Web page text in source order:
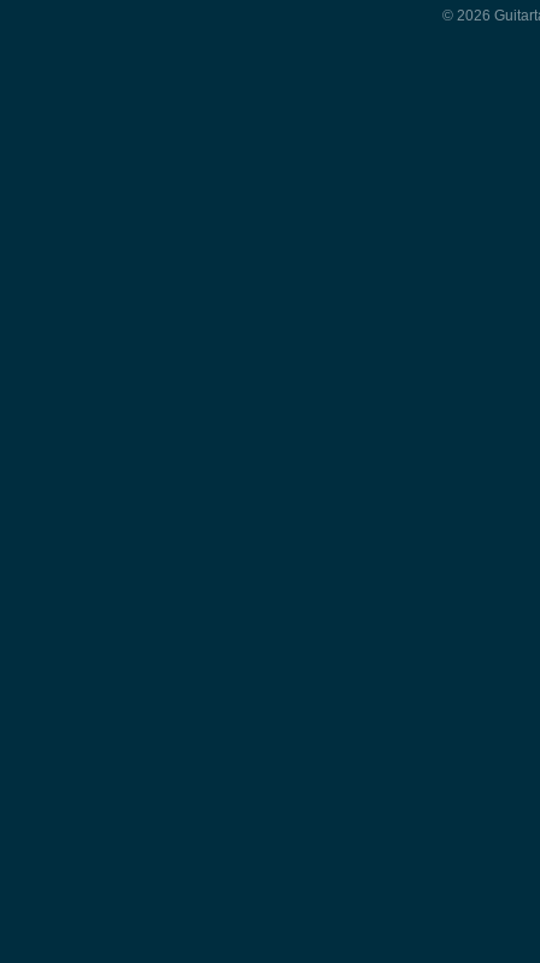
© 2026